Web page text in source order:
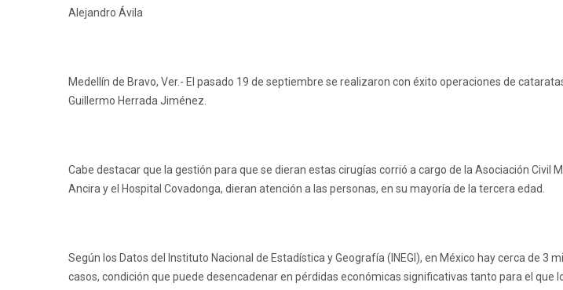
Alejandro Ávila
Medellín de Bravo, Ver.- El pasado 19 de septiembre se realizaron con éxito operaciones de
Guillermo Herrada Jiménez.
Cabe destacar que la gestión para que se dieran estas cirugías corrió a cargo de la Asociación Civil
Ancira y el Hospital Covadonga, dieran atención a las personas, en su mayoría de la tercera edad.
Según los Datos del Instituto Nacional de Estadística y Geografía (INEGI), en México hay cerca de
casos, condición que puede desencadenar en pérdidas económicas significativas tanto para el que